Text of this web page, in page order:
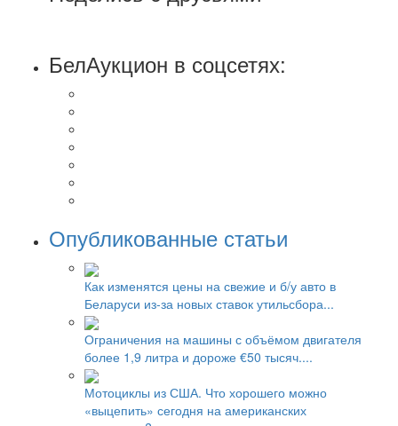
БелАукцион в соцсетях:
Опубликованные статьи
Как изменятся цены на свежие и б/у авто в
Беларуси из-за новых ставок утильсбора...
Ограничения на машины с объёмом двигателя
более 1,9 литра и дороже €50 тысяч....
Мотоциклы из США. Что хорошего можно
«выцепить» сегодня на американских